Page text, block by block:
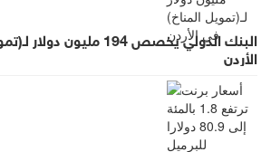
البنك الدولي يخصص 194
الأردن